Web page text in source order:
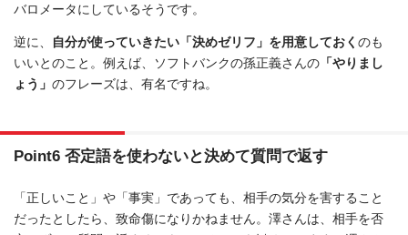
バロメータにしているそうです。
逆に、 自分が使っていきたい「決めゼリフ」を用意しておく のも
いいとのこと。例えば、ソフトバンクの孫正義さんの 「やりまし
ょう」 のフレーズは、有名ですね。
Point6 否定語を使わないと決めて質問で返す
「正しいこと」や「事実」であっても、相手の気分を害すること
だったとしたら、致命傷になりかねません。澤さんは、相手を否